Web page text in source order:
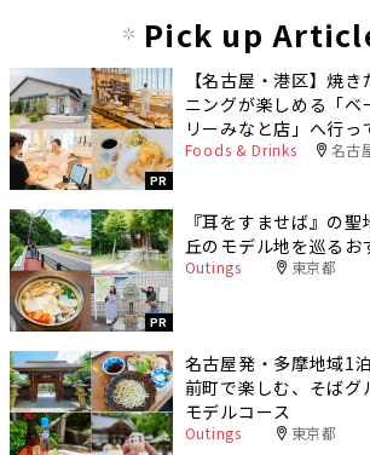
Pick up
PR
【名古屋・港区】焼
ニングが楽しめる「ベ
リーみなと店」へ行っ
Foods & Drinks 名古
PR
『耳をすませば』の
丘のモデル地を巡るお
Outings 東京都
名古屋発・多摩地域1
前町で楽しむ、そばグ
モデルコース
Outings 東京都